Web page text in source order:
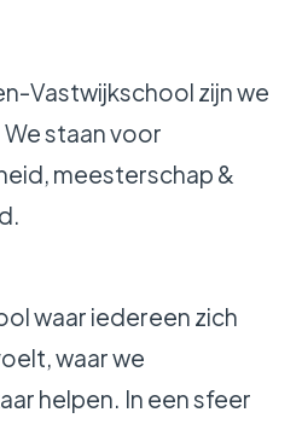
Vastwijkschool zijn we
staan voor
meesterschap &
waar iedereen zich
waar we
helpen. In een sfeer